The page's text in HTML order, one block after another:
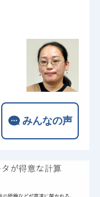
みんなの声